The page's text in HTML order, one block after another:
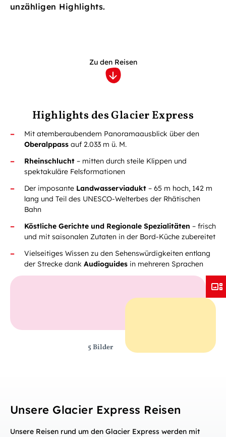
unzähligen Highlights.
Zu den Reisen
Highlights des Glacier Express
Mit atemberaubendem Panoramaausblick über den
Oberalppass auf 2.033 m ü. M.
Rheinschlucht – mitten durch steile Klippen und
spektakuläre Felsformationen
Der imposante Landwasserviadukt – 65 m hoch, 142 m
lang und Teil des UNESCO-Welterbes der Rhätischen
Bahn
Köstliche Gerichte und Regionale Spezialitäten – frisch
und mit saisonalen Zutaten in der Bord-Küche zubereitet
Vielseitiges Wissen zu den Sehenswürdigkeiten entlang
der Strecke dank Audioguides in mehreren Sprachen
5 Bilder
Unsere Glacier Express Reisen
Unsere Reisen rund um den Glacier Express werden mit